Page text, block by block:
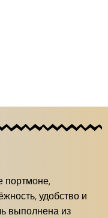
портмоне,
удобство и
выполнена из